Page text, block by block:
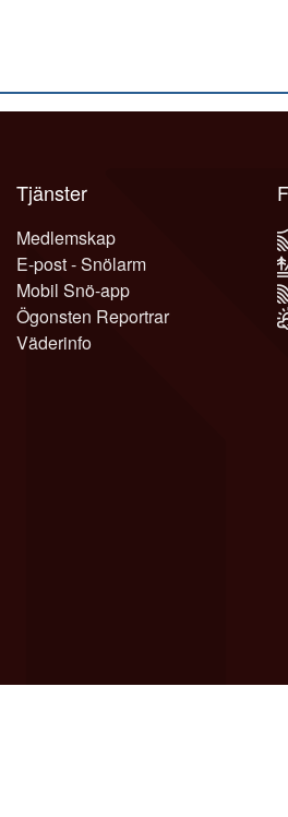
Tjänster
Medlemskap
E-post - Snölarm
Mobil Snö-app
Ögonsten Reportrar
Väderinfo